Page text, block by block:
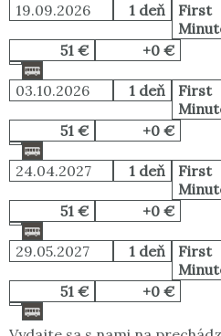
19.09.2026 1 deň
First
51 €
+0 €
03.10.2026 1 deň
First
51 €
+0 €
24.04.2027 1 deň
First
51 €
+0 €
29.05.2027 1 deň
First
51 €
+0 €